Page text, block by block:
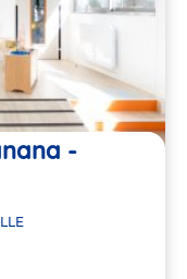
-